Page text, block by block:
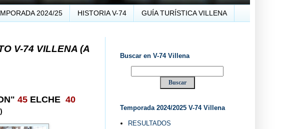
2024/25 HISTORIA V-74 GUÍA TURÍSTICA VILLENA
(ALICANTE) ... V-74 VILLENA DESDE 1.974 ... EL "UVE" ...
45ELCHE 40
Buscar en V-74 Villena
Temporada 2024/2025 V-74 Villena
RESULTADOS